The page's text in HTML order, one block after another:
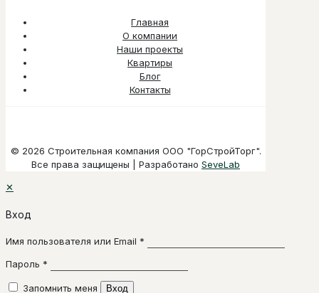
Главная
О компании
Наши проекты
Квартиры
Блог
Контакты
© 2026 Строительная компания ООО "ГорСтройТорг".
Все права защищены | Разработано SeveLab
✕
Вход
Имя пользователя или Email *
Пароль *
Запомнить меня Вход